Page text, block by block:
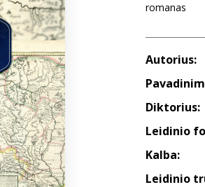
romanas
Autorius:
Diktorius:
Leidinio
Kalba:
Leidinio